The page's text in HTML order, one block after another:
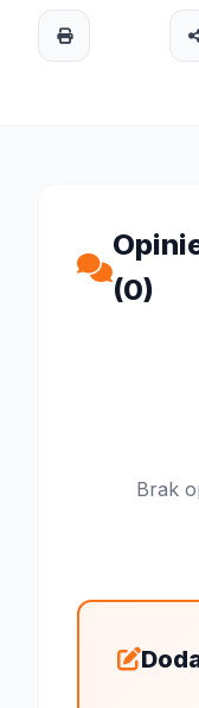
(0)
Brak